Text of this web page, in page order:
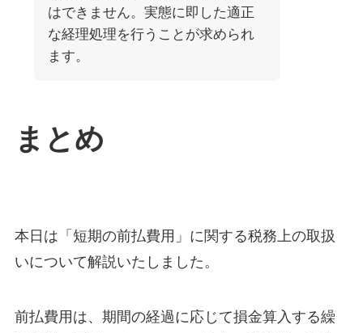
はできません。実態に即した適正
な経理処理を行うことが求められ
ます。
まとめ
本日は「短期の前払費用」に関する税務上の取扱
いについて解説いたしました。
前払費用は、期間の経過に応じて損金算入する繰